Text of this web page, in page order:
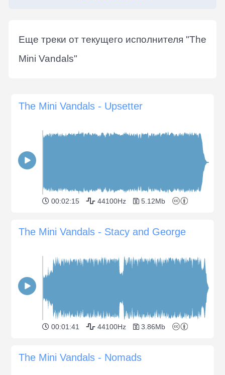
Еще треки от текущего исполнителя "The
Mini Vandals"
The Mini Vandals - Upsetter
00:02:15 44100Hz 5.12Mb
The Mini Vandals - Stacy and George
00:01:41 44100Hz 3.86Mb
The Mini Vandals - Nomads